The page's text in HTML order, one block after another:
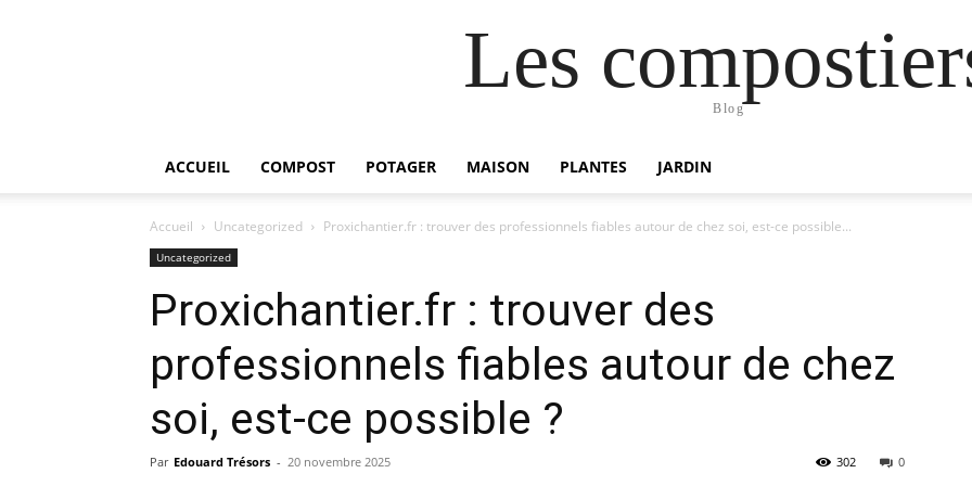
Les
Blog
ACCUEIL COMPOST POTAGER MAISON PLANTES JARDIN
Accueil Uncategorized Proxichantier.fr : trouver des professionnels fiables autour de chez soi, est-ce possible...
Uncategorized
Proxichantier.fr : trouver des
professionnels fiables autour de chez
soi, est-ce possible ?
Par Edouard Trésors - 20 novembre 2025 0
302